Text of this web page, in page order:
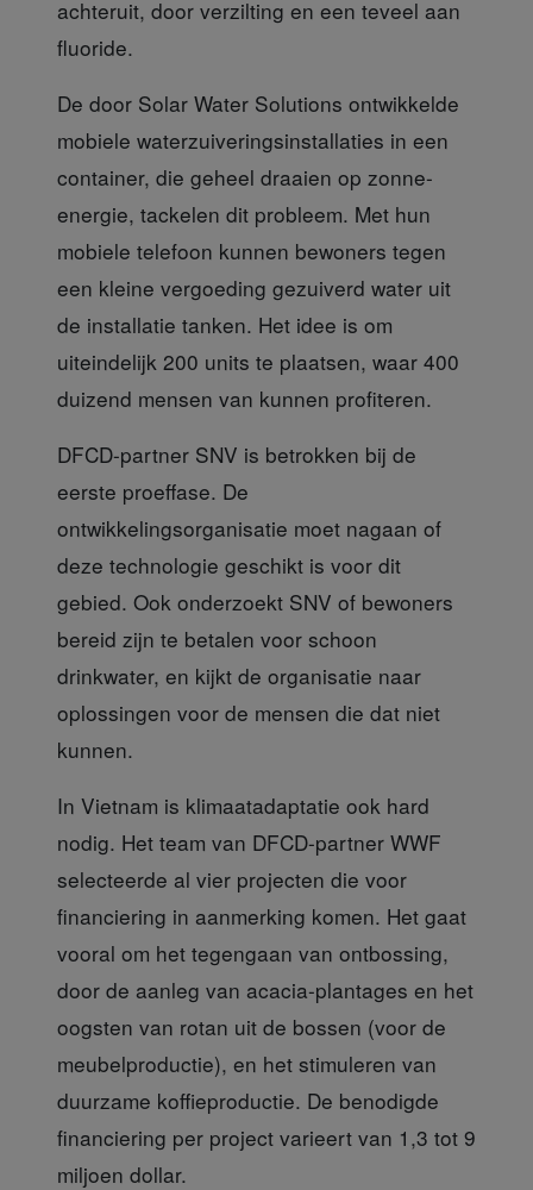
achteruit, door verzilting en een teveel aan
fluoride.
De door Solar Water Solutions ontwikkelde
mobiele waterzuiveringsinstallaties in een
container, die geheel draaien op zonne-
energie, tackelen dit probleem. Met hun
mobiele telefoon kunnen bewoners tegen
een kleine vergoeding gezuiverd water uit
de installatie tanken. Het idee is om
uiteindelijk 200 units te plaatsen, waar 400
duizend mensen van kunnen profiteren.
DFCD-partner SNV is betrokken bij de
eerste proeffase. De
ontwikkelingsorganisatie moet nagaan of
deze technologie geschikt is voor dit
gebied. Ook onderzoekt SNV of bewoners
bereid zijn te betalen voor schoon
drinkwater, en kijkt de organisatie naar
oplossingen voor de mensen die dat niet
kunnen.
In Vietnam is klimaatadaptatie ook hard
nodig. Het team van DFCD-partner WWF
selecteerde al vier projecten die voor
financiering in aanmerking komen. Het gaat
vooral om het tegengaan van ontbossing,
door de aanleg van acacia-plantages en het
oogsten van rotan uit de bossen (voor de
meubelproductie), en het stimuleren van
duurzame koffieproductie. De benodigde
financiering per project varieert van 1,3 tot 9
miljoen dollar.